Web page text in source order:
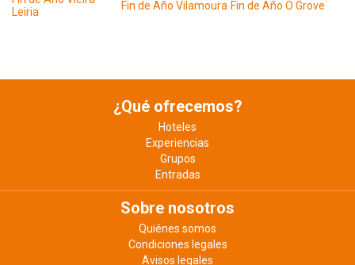
Leiria
Fin de Año Vilamoura Fin de Año O Grove
¿Qué ofrecemos?
Hoteles
Experiencias
Grupos
Entradas
Sobre nosotros
Quiénes somos
Condiciones legales
Avisos legales